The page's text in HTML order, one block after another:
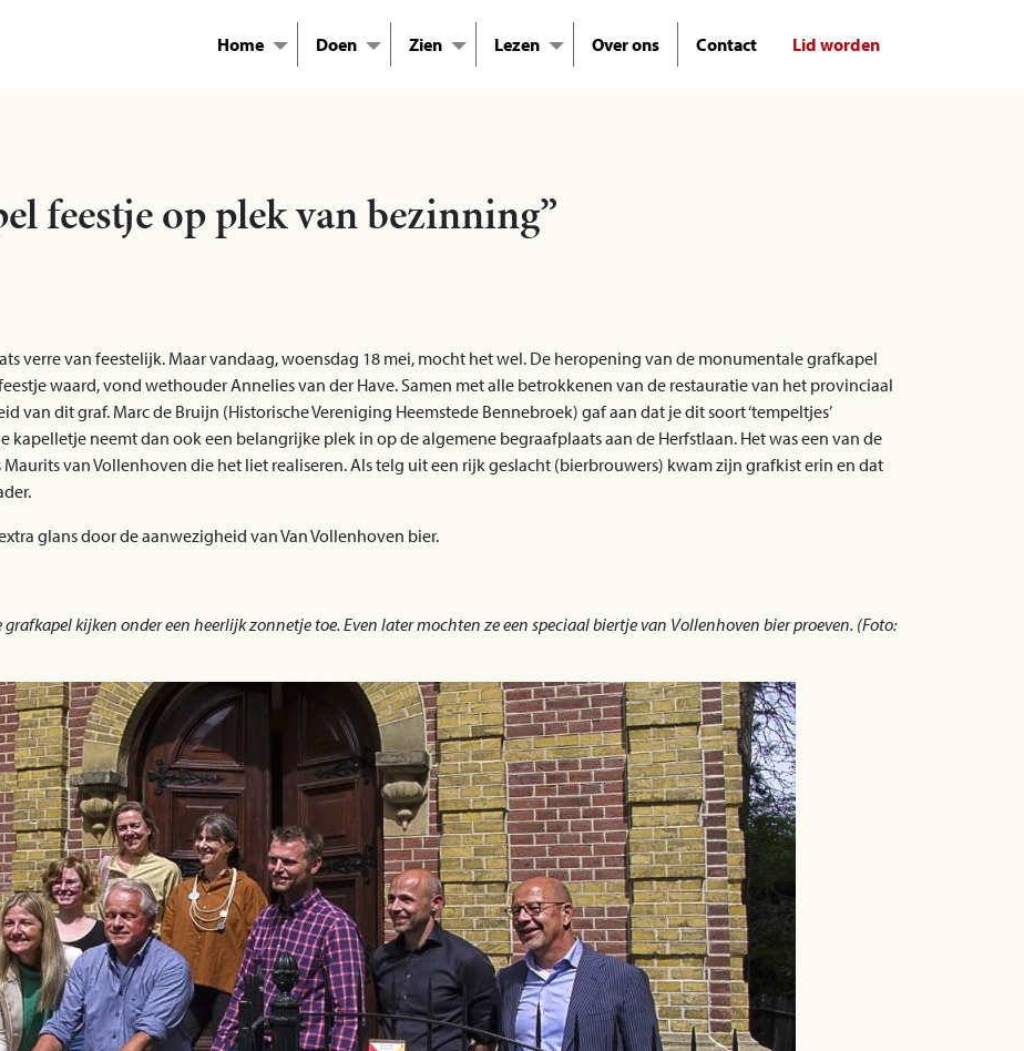
Home Doen Zien Lezen Over ons Contact Lid worden
feestje op plek van bezinning”
verre van feestelijk. Maar vandaag, woensdag 18 mei, mocht het wel. De heropening van de monumentale grafkapel
waard, vond wethouder Annelies van der Have. Samen met alle betrokkenen van de restauratie van het provinciaal
dit graf. Marc de Bruijn (Historische Vereniging Heemstede Bennebroek) gaf aan dat je dit soort ‘tempeltjes’
kapelletje neemt dan ook een belangrijke plek in op de algemene begraafplaats aan de Herfstlaan. Het was een van de
van Vollenhoven die het liet realiseren. Als telg uit een rijk geslacht (bierbrouwers) kwam zijn grafkist erin en dat
glans door de aanwezigheid van Van Vollenhoven bier.
kijken onder een heerlijk zonnetje toe. Even later mochten ze een speciaal biertje van Vollenhoven bier proeven. (Foto: